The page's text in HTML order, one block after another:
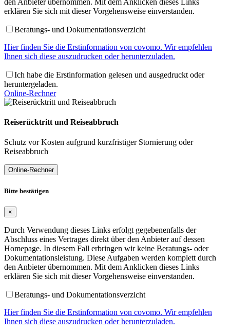
erklären Sie sich mit dieser Vorgehensweise einverstanden.
Beratungs- und Dokumentationsverzicht
Hier finden Sie die Erstinformation von covomo. Wir empfehlen
Ihnen sich diese auszudrucken oder herunterzuladen.
Ich habe die Erstinformation gelesen und ausgedruckt oder
heruntergeladen.
Online-Rechner
Reiserücktritt und Reiseabbruch
Schutz vor Kosten aufgrund kurzfristiger Stornierung oder
Reiseabbruch
Online-Rechner
Bitte bestätigen
×
Durch Verwendung dieses Links erfolgt gegebenenfalls der
Abschluss eines Vertrages direkt über den Anbieter auf dessen
Homepage. In diesem Fall erbringen wir keine Beratungs- oder
Dokumentationsleistung. Diese Aufgaben werden komplett durch
den Anbieter übernommen. Mit dem Anklicken dieses Links
erklären Sie sich mit dieser Vorgehensweise einverstanden.
Beratungs- und Dokumentationsverzicht
Hier finden Sie die Erstinformation von covomo. Wir empfehlen
Ihnen sich diese auszudrucken oder herunterzuladen.